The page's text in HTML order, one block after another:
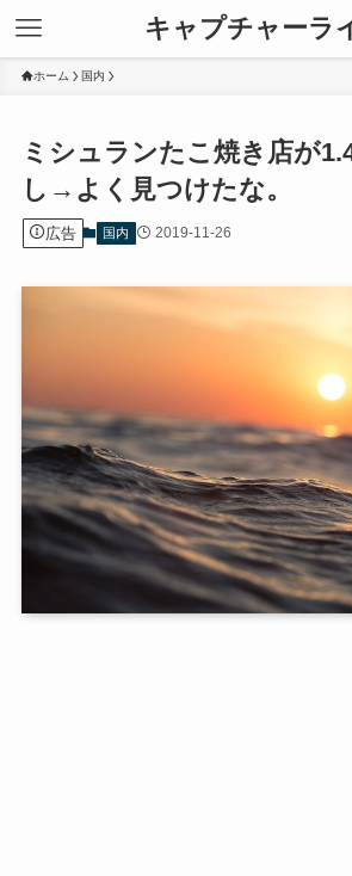
キャプチャーラ
ホーム 国内
ミシュランたこ焼き店が
し→よく見つけたな。
広告 国内 2019-11-26